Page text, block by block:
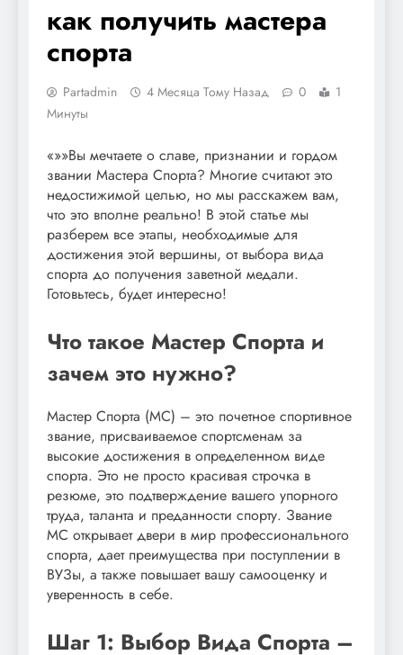
как получить мастера
спорта
Partadmin 4 Месяца Тому Назад 0
1
Минуты
«»»Вы мечтаете о славе, признании и гордом
звании Мастера Спорта? Многие считают это
недостижимой целью, но мы расскажем вам,
что это вполне реально! В этой статье мы
разберем все этапы, необходимые для
достижения этой вершины, от выбора вида
спорта до получения заветной медали.
Готовьтесь, будет интересно!
Что такое Мастер Спорта и
зачем это нужно?
Мастер Спорта (МС) – это почетное спортивное
звание, присваиваемое спортсменам за
высокие достижения в определенном виде
спорта. Это не просто красивая строчка в
резюме, это подтверждение вашего упорного
труда, таланта и преданности спорту. Звание
МС открывает двери в мир профессионального
спорта, дает преимущества при поступлении в
ВУЗы, а также повышает вашу самооценку и
уверенность в себе.
Шаг 1: Выбор Вида Спорта –